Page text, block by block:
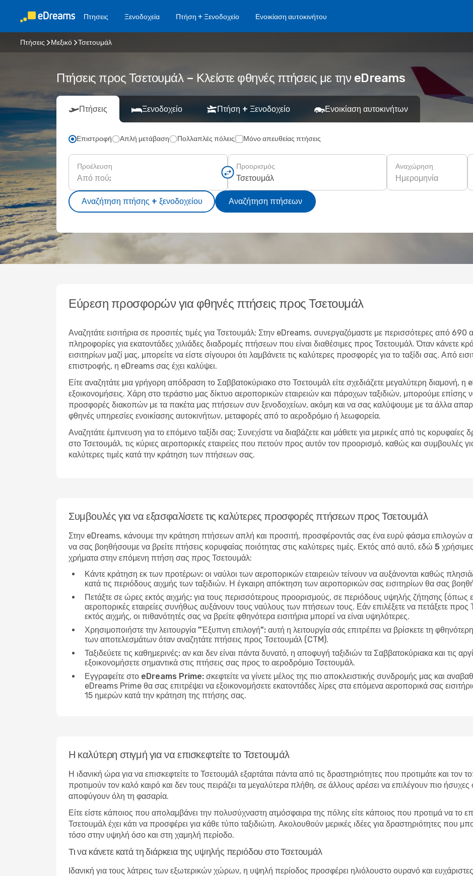
Πτησεις Ξενοδοχεία Πτήση + Ξενοδοχείο Ενοικίαση αυτοκινήτου
Πτήσεις Μεξικό Τσετουμάλ
Πτήσεις προς Τσετουμάλ – Κλείστε φθηνές πτήσεις με την eDreams
Πτήσεις Ξενοδοχείο Πτήση + Ξενοδοχείο Ενοικίαση αυτοκινήτων
Επιστροφή Απλή μετάβαση Πολλαπλές πόλεις Μόνο απευθείας πτήσεις
Προέλευση Προορισμός Αναχώρηση
Ημερομηνία
Αναζήτηση πτήσης + ξενοδοχείου Αναζήτηση πτήσεων
Εύρεση προσφορών για φθηνές πτήσεις προς Τσετουμάλ
Αναζητάτε εισιτήρια σε προσιτές τιμές για Τσετουμάλ; Στην eDreams, συνεργαζόμαστε με περισσότερες από 690
πληροφορίες για εκατοντάδες χιλιάδες διαδρομές πτήσεων που είναι διαθέσιμες προς Τσετουμάλ. Όταν κάνετε
εισιτηρίων μαζί μας, μπορείτε να είστε σίγουροι ότι λαμβάνετε τις καλύτερες προσφορές για το ταξίδι σας. Από
επιστροφής, η eDreams σας έχει καλύψει.
Είτε αναζητάτε μια γρήγορη απόδραση το Σαββατοκύριακο στο Τσετουμάλ είτε σχεδιάζετε μεγαλύτερη διαμονή,
εξοικονομήσεις. Χάρη στο τεράστιο μας δίκτυο αεροπορικών εταιρειών και πάροχων ταξιδιών, μπορούμε επίσης
προσφορές διακοπών με τα πακέτα μας πτήσεων συν ξενοδοχείων, ακόμη και να σας καλύψουμε με τα άλλα
φθηνές υπηρεσίες ενοικίασης αυτοκινήτων, μεταφορές από το αεροδρόμιο ή λεωφορεία.
Αναζητάτε έμπνευση για το επόμενο ταξίδι σας; Συνεχίστε να διαβάζετε και μάθετε για μερικές από τις κορυφαίες
στο Τσετουμάλ, τις κύριες αεροπορικές εταιρείες που πετούν προς αυτόν τον προορισμό, καθώς και συμβουλές
καλύτερες τιμές κατά την κράτηση των πτήσεων σας.
Συμβουλές για να εξασφαλίσετε τις καλύτερες προσφορές πτήσεων προς Τσετουμάλ
Στην eDreams, κάνουμε την κράτηση πτήσεων απλή και προσιτή, προσφέροντάς σας ένα ευρύ φάσμα επιλογών
να σας βοηθήσουμε να βρείτε πτήσεις κορυφαίας ποιότητας στις καλύτερες τιμές. Εκτός από αυτό, εδώ 5
χρήματα στην επόμενη πτήση σας προς Τσετουμάλ:
Κάντε κράτηση εκ των προτέρων: οι ναύλοι των αεροπορικών εταιρειών τείνουν να αυξάνονται καθώς
κατά τις περιόδους αιχμής των ταξιδιών. Η έγκαιρη απόκτηση των αεροπορικών σας εισιτηρίων θα σας
Πετάξτε σε ώρες εκτός αιχμής: για τους περισσότερους προορισμούς, σε περιόδους υψηλής ζήτησης (όπως
αεροπορικές εταιρείες συνήθως αυξάνουν τους ναύλους των πτήσεων τους. Εάν επιλέξετε να πετάξετε προς
εκτός αιχμής, οι πιθανότητές σας να βρείτε φθηνότερα εισιτήρια μπορεί να είναι υψηλότερες.
Χρησιμοποιήστε την λειτουργία "Έξυπνη επιλογή": αυτή η λειτουργία σάς επιτρέπει να βρίσκετε τη
των αποτελεσμάτων όταν αναζητάτε πτήσεις προς Τσετουμάλ (CTM).
Ταξιδεύετε τις καθημερινές: αν και δεν είναι πάντα δυνατό, η αποφυγή ταξιδιών τα Σαββατοκύριακα και τις
εξοικονομήσετε σημαντικά στις πτήσεις σας προς το αεροδρόμιο Τσετουμάλ.
Εγγραφείτε στο eDreams Prime: σκεφτείτε να γίνετε μέλος της πιο αποκλειστικής συνδρομής μας και
eDreams Prime θα σας επιτρέψει να εξοικονομήσετε εκατοντάδες λίρες στα επόμενα αεροπορικά σας
15 ημερών κατά την κράτηση της πτήσης σας.
Η καλύτερη στιγμή για να επισκεφτείτε το Τσετουμάλ
Η ιδανική ώρα για να επισκεφτείτε το Τσετουμάλ εξαρτάται πάντα από τις δραστηριότητες που προτιμάτε και τον
προτιμούν τον καλό καιρό και δεν τους πειράζει τα μεγαλύτερα πλήθη, σε άλλους αρέσει να επιλέγουν πιο ήσυχες
αποφύγουν όλη τη φασαρία.
Είτε είστε κάποιος που απολαμβάνει την πολυσύχναστη ατμόσφαιρα της πόλης είτε κάποιος που προτιμά να το
Τσετουμάλ έχει κάτι να προσφέρει για κάθε τύπο ταξιδιώτη. Ακολουθούν μερικές ιδέες για δραστηριότητες που
τόσο στην υψηλή όσο και στη χαμηλή περίοδο.
Τι να κάνετε κατά τη διάρκεια της υψηλής περιόδου στο Τσετουμάλ
Ιδανική για τους λάτρεις των εξωτερικών χώρων, η υψηλή περίοδος προσφέρει ηλιόλουστο ουρανό και